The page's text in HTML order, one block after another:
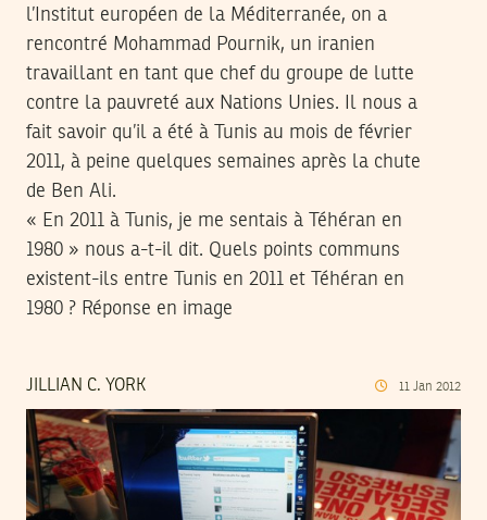
l’Institut européen de la Méditerranée, on a
rencontré Mohammad Pournik, un iranien
travaillant en tant que chef du groupe de lutte
contre la pauvreté aux Nations Unies. Il nous a
fait savoir qu’il a été à Tunis au mois de février
2011, à peine quelques semaines après la chute
de Ben Ali.
« En 2011 à Tunis, je me sentais à Téhéran en
1980 » nous a-t-il dit. Quels points communs
existent-ils entre Tunis en 2011 et Téhéran en
1980 ? Réponse en image
JILLIAN C. YORK 11 Jan 2012